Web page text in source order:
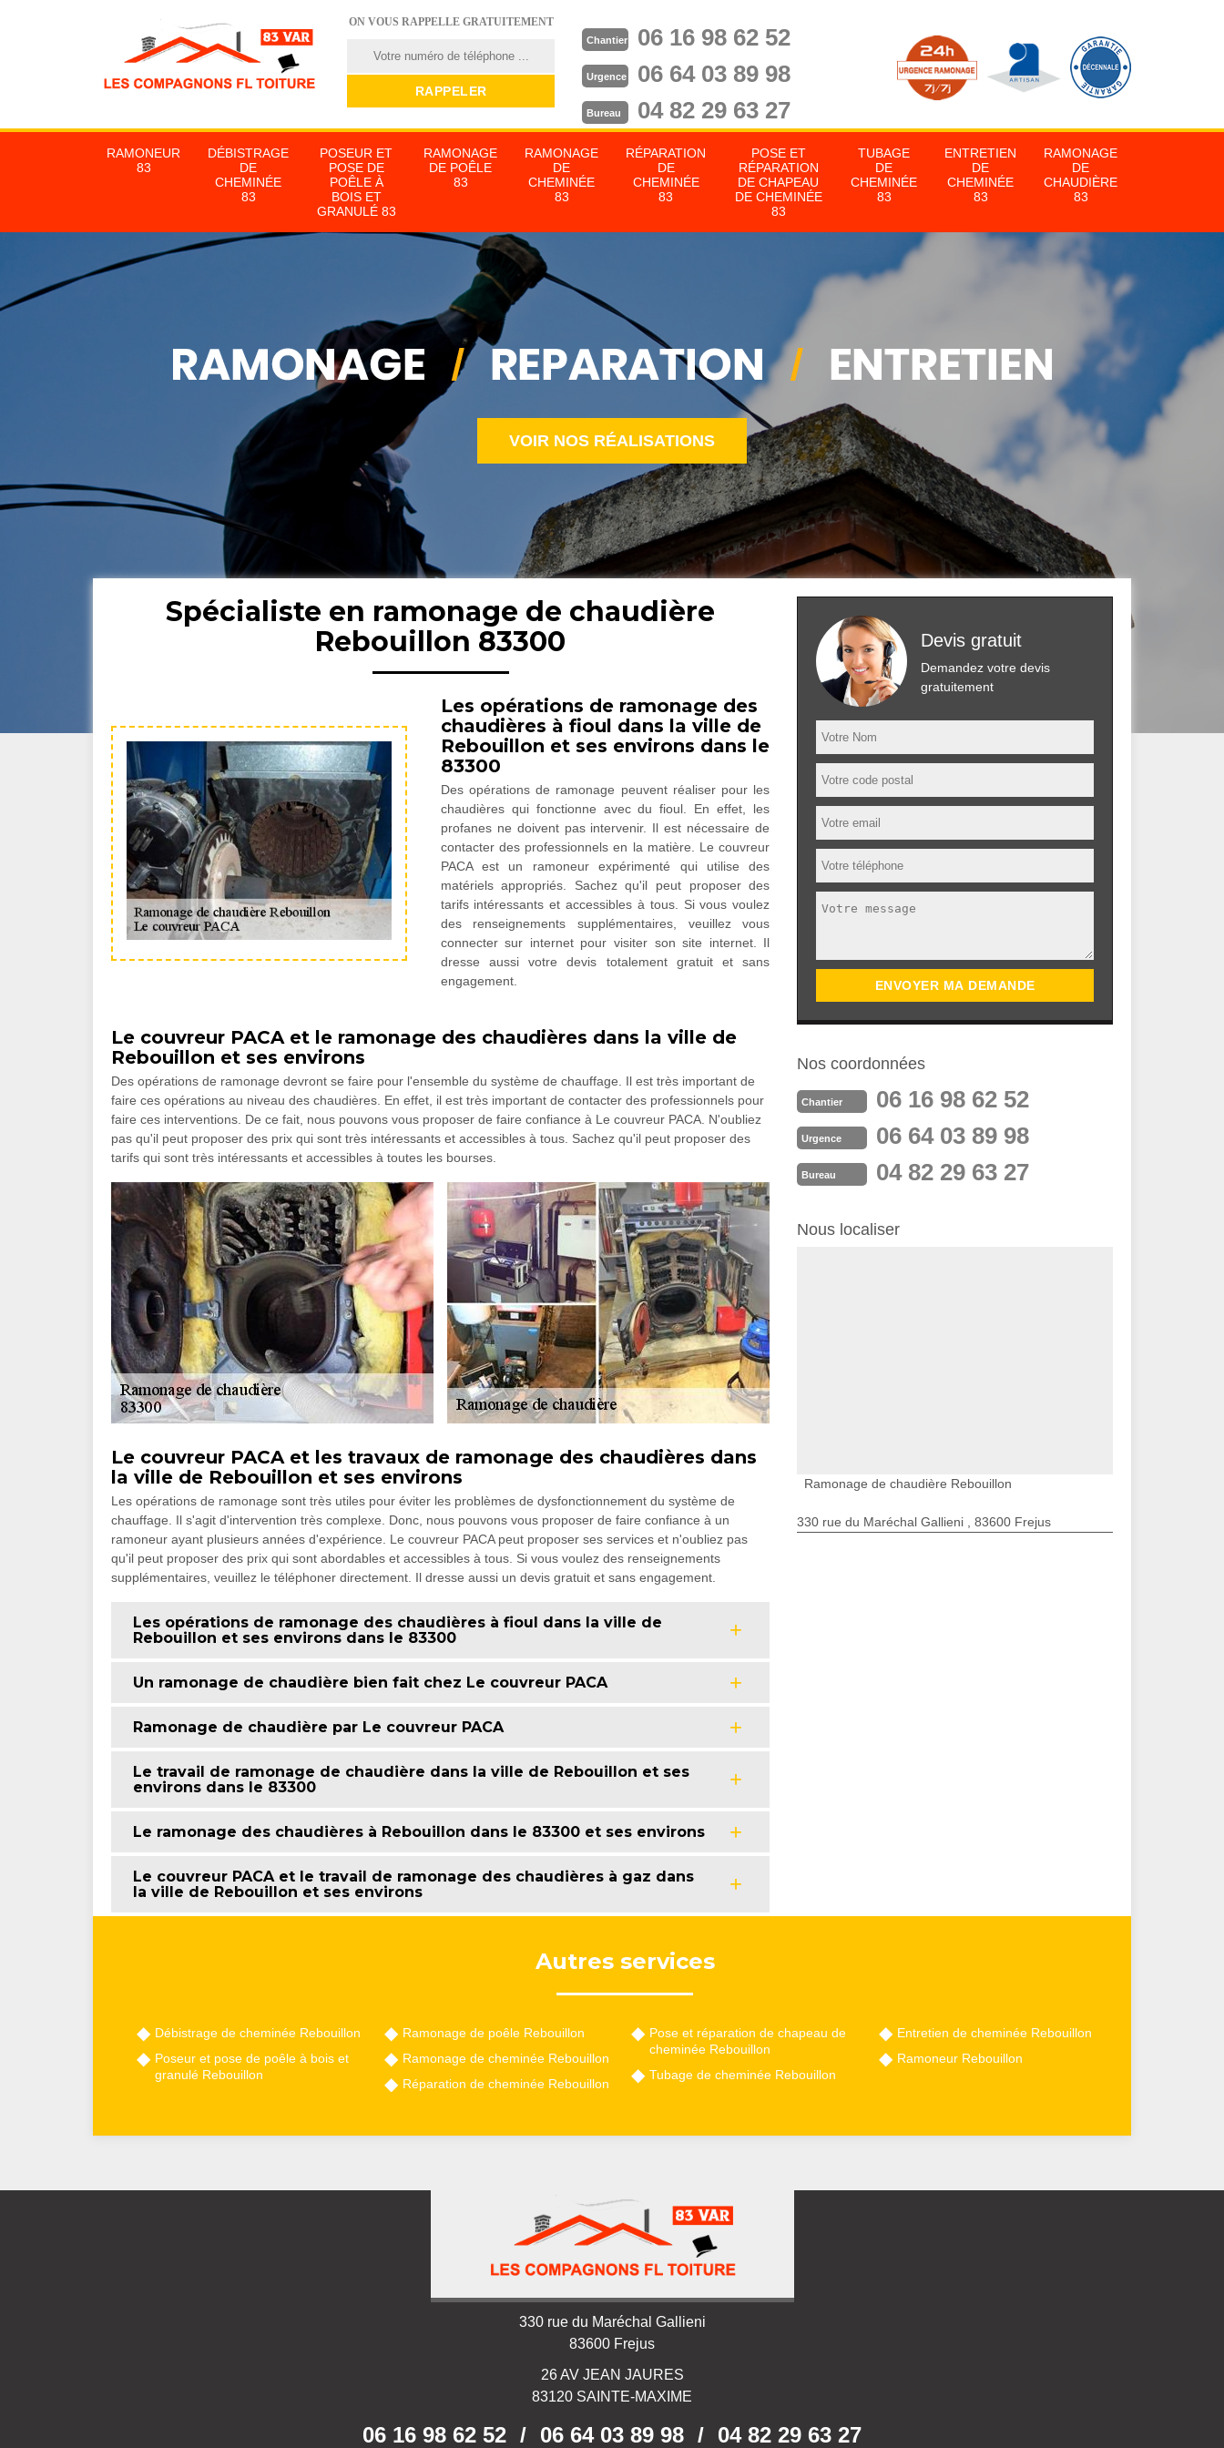
ON VOUS RAPPELLE GRATUITEMENT
Chantier 06 16 98 62 52
Urgence 06 64 03 89 98
Bureau 04 82 29 63 27
RAMONEUR
83
DÉBISTRAGE
DE
CHEMINÉE
83
POSEUR ET
POSE DE
POÊLE À
BOIS ET
GRANULÉ 83
RAMONAGE
DE POÊLE
83
RAMONAGE
DE
CHEMINÉE
83
RÉPARATION
DE
CHEMINÉE
83
POSE ET
RÉPARATION
DE CHAPEAU
DE CHEMINÉE
83
TUBAGE
DE
CHEMINÉE
83
ENTRETIEN
DE
CHEMINÉE
83
RAMONAGE
DE
CHAUDIÈRE
83
VOIR NOS RÉALISATIONS
Spécialiste en ramonage de chaudière
Rebouillon 83300
Les opérations de ramonage des
chaudières à fioul dans la ville de
Rebouillon et ses environs dans le
83300
Des opérations de ramonage peuvent réaliser pour les
chaudières qui fonctionne avec du fioul. En effet, les
profanes ne doivent pas intervenir. Il est nécessaire de
contacter des professionnels en la matière. Le couvreur
PACA est un ramoneur expérimenté qui utilise des
matériels appropriés. Sachez qu'il peut proposer des
tarifs intéressants et accessibles à tous. Si vous voulez
des renseignements supplémentaires, veuillez vous
connecter sur internet pour visiter son site internet. Il
dresse aussi votre devis totalement gratuit et sans
engagement.
Le couvreur PACA et le ramonage des chaudières dans la ville de
Rebouillon et ses environs
Des opérations de ramonage devront se faire pour l'ensemble du système de chauffage. Il est très important de
faire ces opérations au niveau des chaudières. En effet, il est très important de contacter des professionnels pour
faire ces interventions. De ce fait, nous pouvons vous proposer de faire confiance à Le couvreur PACA. N'oubliez
pas qu'il peut proposer des prix qui sont très intéressants et accessibles à tous. Sachez qu'il peut proposer des
tarifs qui sont très intéressants et accessibles à toutes les bourses.
Le couvreur PACA et les travaux de ramonage des chaudières dans
la ville de Rebouillon et ses environs
Les opérations de ramonage sont très utiles pour éviter les problèmes de dysfonctionnement du système de
chauffage. Il s'agit d'intervention très complexe. Donc, nous pouvons vous proposer de faire confiance à un
ramoneur ayant plusieurs années d'expérience. Le couvreur PACA peut proposer ses services et n'oubliez pas
qu'il peut proposer des prix qui sont abordables et accessibles à tous. Si vous voulez des renseignements
supplémentaires, veuillez le téléphoner directement. Il dresse aussi un devis gratuit et sans engagement.
Les opérations de ramonage des chaudières à fioul dans la ville de
Rebouillon et ses environs dans le 83300
Un ramonage de chaudière bien fait chez Le couvreur PACA
Ramonage de chaudière par Le couvreur PACA
Le travail de ramonage de chaudière dans la ville de Rebouillon et ses
environs dans le 83300
Le ramonage des chaudières à Rebouillon dans le 83300 et ses environs
Le couvreur PACA et le travail de ramonage des chaudières à gaz dans
la ville de Rebouillon et ses environs
Devis gratuit
Demandez votre devis
gratuitement
Nos coordonnées
Chantier 06 16 98 62 52
Urgence 06 64 03 89 98
Bureau 04 82 29 63 27
Nous localiser
Ramonage de chaudière Rebouillon
330 rue du Maréchal Gallieni , 83600 Frejus
Autres services
Débistrage de cheminée Rebouillon
Poseur et pose de poêle à bois et
granulé Rebouillon
Ramonage de poêle Rebouillon
Ramonage de cheminée Rebouillon
Réparation de cheminée Rebouillon
Pose et réparation de chapeau de
cheminée Rebouillon
Tubage de cheminée Rebouillon
Entretien de cheminée Rebouillon
Ramoneur Rebouillon
330 rue du Maréchal Gallieni
83600 Frejus
26 AV JEAN JAURES
83120 SAINTE-MAXIME
06 16 98 62 52 / 06 64 03 89 98 / 04 82 29 63 27